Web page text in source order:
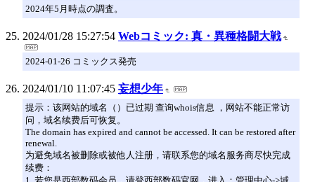
2024年5月時点の調査。
2024/01/28 15:27:54 Webコミック: 真・異種格闘大戦
2024-01-26 コミックス発売
2024/01/10 11:07:45 妄想少年
提示：该网站的域名（）已过期 查询whois信息 ，网站不能正常访
问，域名续费后可恢复。
The domain has expired and cannot be accessed. It can be restored after
renewal.
为避免域名被删除或被他人注册，请联系您的域名服务商尽快完成
续费：